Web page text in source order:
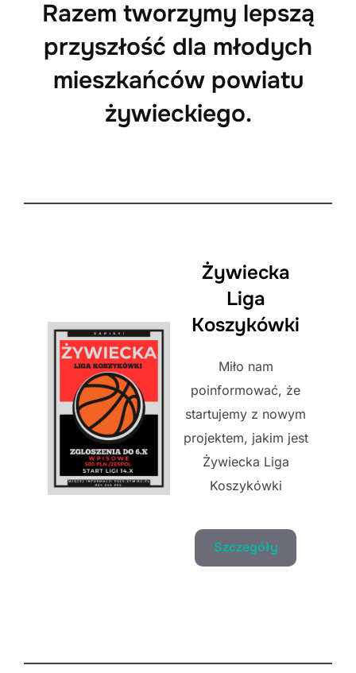
Razem tworzymy lepszą
przyszłość dla młodych
mieszkańców powiatu
żywieckiego.
Żywiecka
Liga
Koszykówki
Miło nam
poinformować, że
startujemy z nowym
projektem, jakim jest
Żywiecka Liga
Koszykówki
Szczegóły